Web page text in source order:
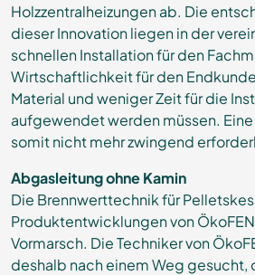
Holzzentralheizungen ab. Die
dieser Innovation liegen in der
schnellen Installation für den
Wirtschaftlichkeit für den
Material und weniger Zeit für die
aufgewendet werden müssen.
somit nicht mehr zwingend
Abgasleitung ohne Kamin
Die Brennwerttechnik für
Produktentwicklungen von
Vormarsch. Die Techniker von
deshalb nach einem Weg gesucht,